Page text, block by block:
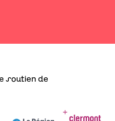
soutien de